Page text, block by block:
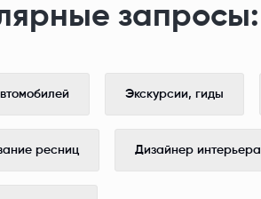
запросы:
Экскурсии, гиды
ресниц Дизайнер интерьера